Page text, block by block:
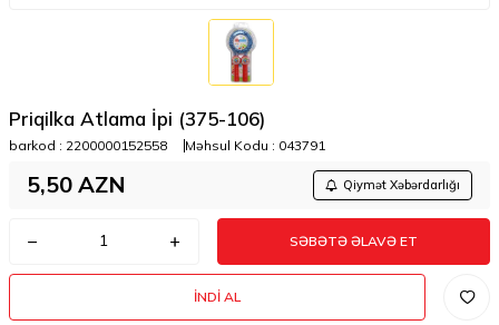
Priqilka Atlama İpi (375-106)
barkod : 2200000152558 Məhsul Kodu : 043791
5,50 AZN Qiymət Xəbərdarlığı
SƏBƏTƏ ƏLAVƏ ET
İNDI AL